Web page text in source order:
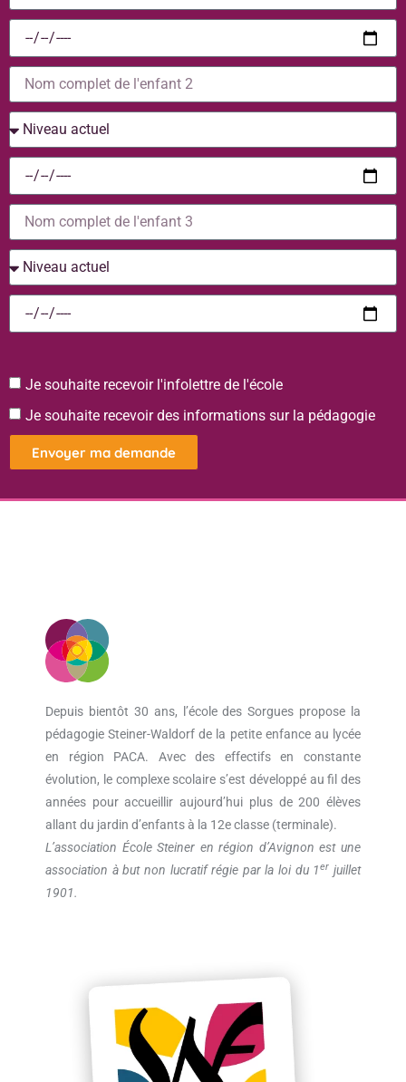
Je souhaite recevoir l'infolettre de l'école
Je souhaite recevoir des informations sur la pédagogie
Envoyer ma demande
Depuis bientôt 30 ans, l’école des Sorgues propose la
pédagogie Steiner-Waldorf de la petite enfance au lycée
en région PACA. Avec des effectifs en constante
évolution, le complexe scolaire s’est développé au fil des
années pour accueillir aujourd’hui plus de 200 élèves
allant du jardin d’enfants à la 12e classe (terminale).
L’association École Steiner en région d’Avignon est une
association à but non lucratif régie par la loi du 1er juillet
1901.